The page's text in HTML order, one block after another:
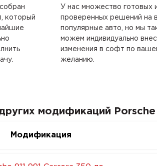
который
У нас множество готовых и
проверенных решений на
популярные авто, но мы
можем индивидуально
изменения в софт по
желанию.
модификаций Porsche
Модификация